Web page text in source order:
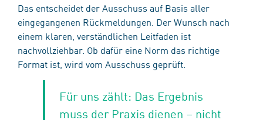
Das entscheidet der Ausschuss auf Basis aller
eingegangenen Rückmeldungen. Der Wunsch nach
einem klaren, verständlichen Leitfaden ist
nachvollziehbar. Ob dafür eine Norm das richtige
Format ist, wird vom Ausschuss geprüft.
Für uns zählt: Das Ergebnis
muss der Praxis dienen – nicht